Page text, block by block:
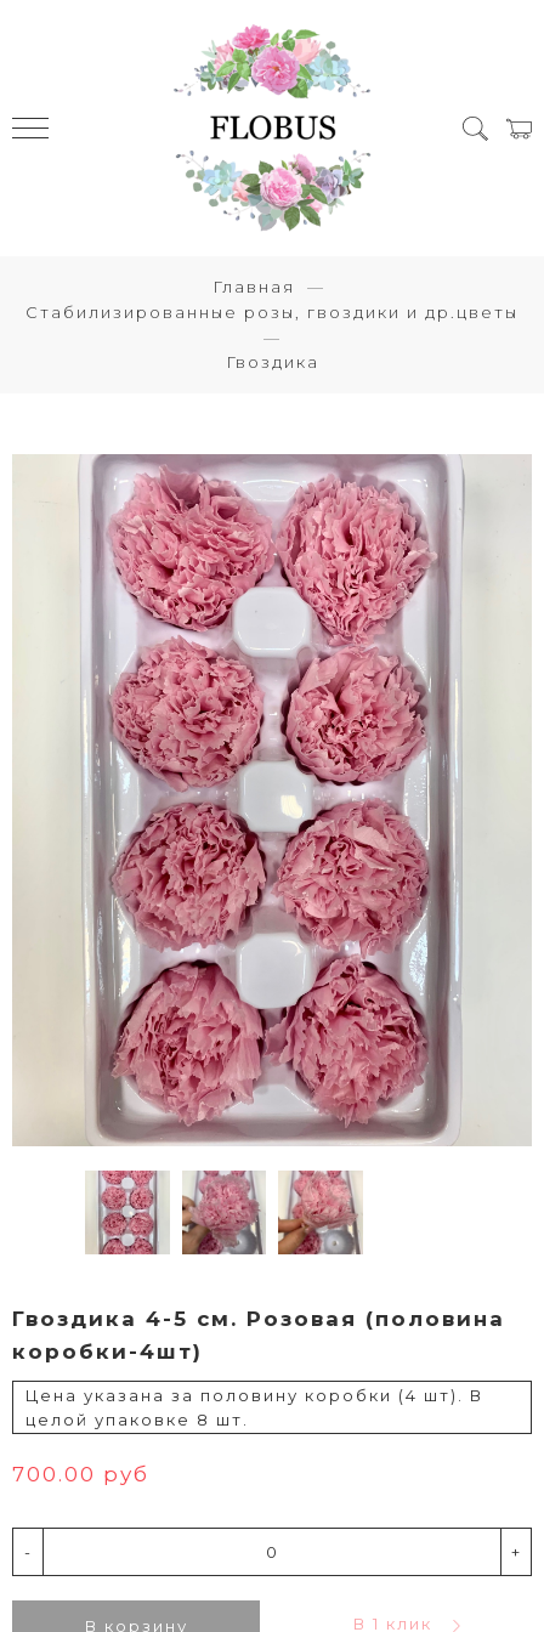
Главная
Стабилизированные розы, гвоздики и др.цветы
Гвоздика
Гвоздика 4-5 см. Розовая (половина
коробки-4шт)
Цена указана за половину коробки (4 шт). В
целой упаковке 8 шт.
700.00 руб
- +
В корзину В 1 клик